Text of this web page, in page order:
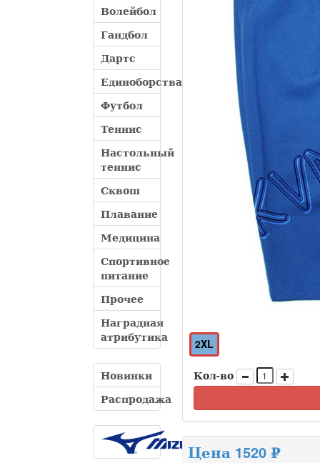
Волейбол
Гандбол
Дартс
Единоборства
Футбол
Теннис
Настольный
теннис
Сквош
Плавание
Медицина
Спортивное
питание
Прочее
Наградная
атрибутика
Новинки
Распродажа
2XL
Кол-во
Цена 1520 ₽